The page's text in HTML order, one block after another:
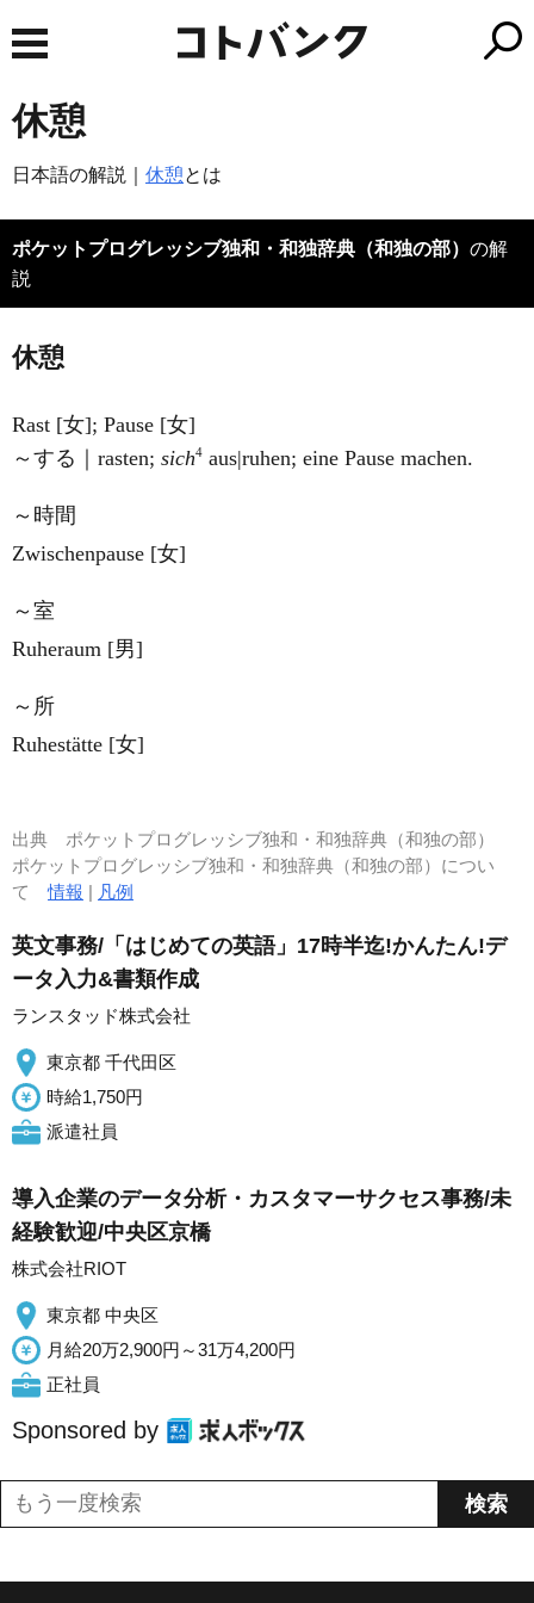
休憩
日本語の解説｜ 休憩とは
ポケットプログレッシブ独和・和独辞典（和独の部） の解
説
休憩
Rast [女]; Pause [女]
～する｜rasten; sich4 aus|ruhen; eine Pause machen.
～時間
Zwischenpause [女]
～室
Ruheraum [男]
～所
Ruhestätte [女]
出典 ポケットプログレッシブ独和・和独辞典（和独の部）
ポケットプログレッシブ独和・和独辞典（和独の部）につい
て情報 | 凡例
英文事務/「はじめての英語」17時半迄!かんたん!デ
ータ入力&書類作成
ランスタッド株式会社
東京都 千代田区
時給1,750円
派遣社員
導入企業のデータ分析・カスタマーサクセス事務/未
経験歓迎/中央区京橋
株式会社RIOT
東京都 中央区
月給20万2,900円～31万4,200円
正社員
Sponsored by